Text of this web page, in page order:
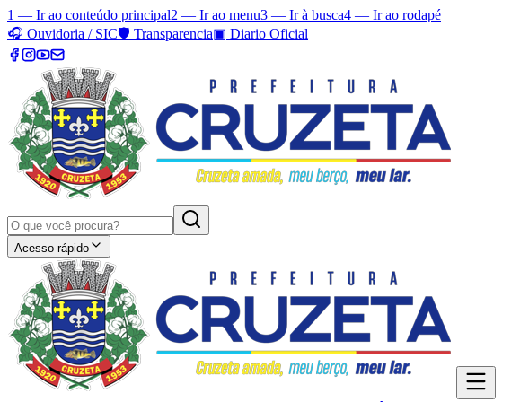
1 — Ir ao conteúdo principal2 — Ir ao menu3 — Ir à busca4 — Ir ao rodapé
🎧 Ouvidoria / SIC🛡️ Transparencia▣ Diario Oficial
Acesso rápido